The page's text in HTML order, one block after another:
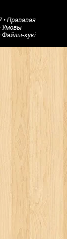
• Прававая
Умовы
Файлы-кукі